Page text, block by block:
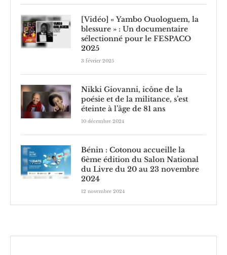
[Vidéo] « Yambo Ouologuem, la
blessure » : Un documentaire
sélectionné pour le FESPACO
2025
3 février 2025
Nikki Giovanni, icône de la
poésie et de la militance, s’est
éteinte à l’âge de 81 ans
10 décembre 2024
Bénin : Cotonou accueille la
6ème édition du Salon National
du Livre du 20 au 23 novembre
2024
12 novembre 2024